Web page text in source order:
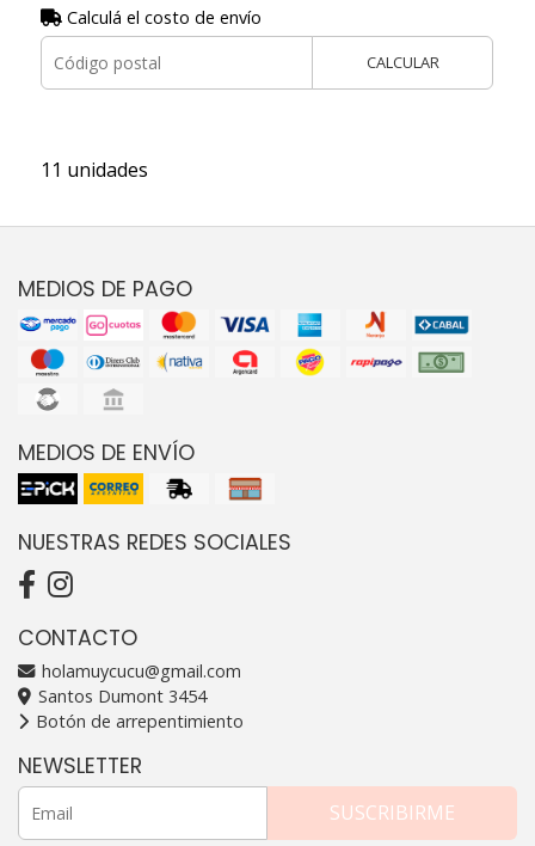
Calculá el costo de envío
CALCULAR
11 unidades
MEDIOS DE PAGO
MEDIOS DE ENVÍO
NUESTRAS REDES SOCIALES
CONTACTO
holamuycucu@gmail.com
Santos Dumont 3454
Botón de arrepentimiento
NEWSLETTER
SUSCRIBIRME